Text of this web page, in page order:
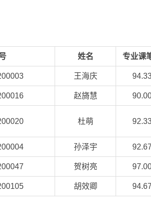
姓名 专业课
王海庆
赵旖慧
杜萌
孙泽宇 92.67
贺树亮
胡效卿 94.67